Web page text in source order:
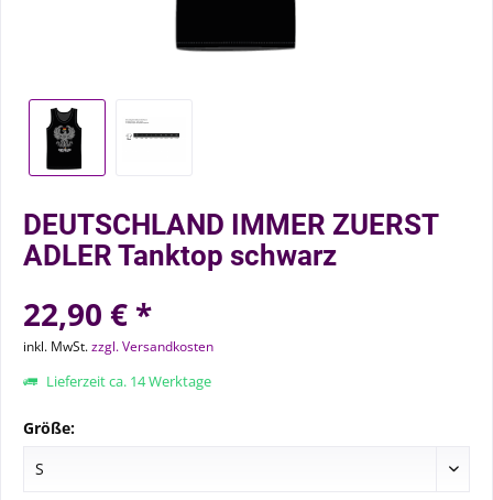
DEUTSCHLAND IMMER ZUERST
ADLER Tanktop schwarz
22,90 € *
inkl. MwSt.zzgl. Versandkosten
Lieferzeit ca. 14 Werktage
Größe: